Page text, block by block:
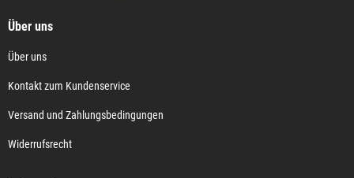
Über uns
Über uns
Kontakt zum Kundenservice
Versand und Zahlungsbedingungen
Widerrufsrecht